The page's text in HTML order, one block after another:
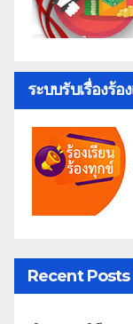
ระบบรับเรื่องร้อ
Recent Posts